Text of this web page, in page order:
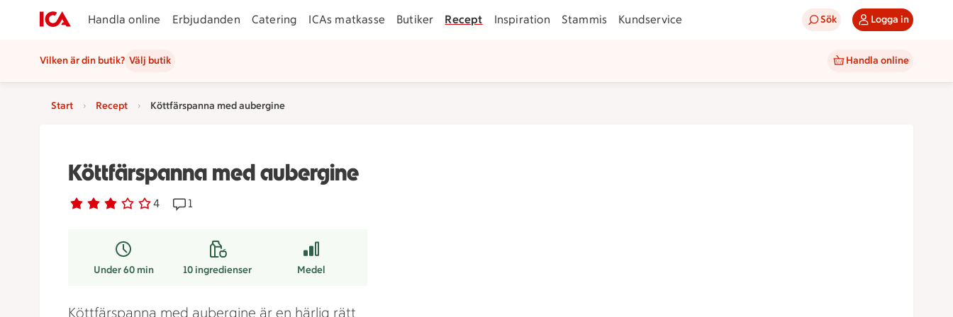
Handla online Erbjudanden Catering ICAs matkasse Butiker Recept Inspiration Stammis Kundservice Sök Logga in
Vilken är din butik? Välj butik Handla online
Start Recept Köttfärspanna med aubergine
Köttfärspanna med aubergine
Betyg 2.8 av 5. 4
4 personer har röstatReceptet har 1 kommentarer
1
Under 60 min 10ingredienser Medel
Köttfärspanna med aubergine är en härlig rätt